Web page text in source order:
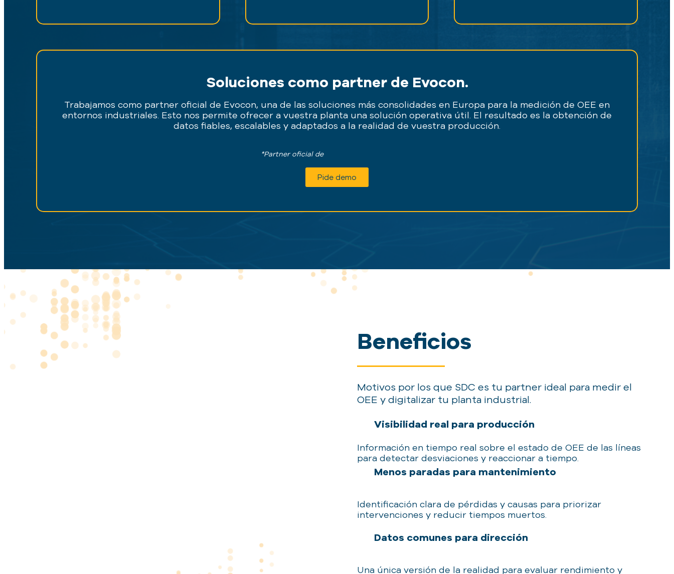
Soluciones como partner de Evocon.
Trabajamos como partner oficial de Evocon, una de las soluciones más consolidades en Europa para la medición de OEE en
entornos industriales. Esto nos permite ofrecer a vuestra planta una solución operativa útil. El resultado es la obtención de
datos fiables, escalables y adaptados a la realidad de vuestra producción.
*Partner oficial de
Pide demo
Beneficios
Motivos por los que SDC es tu partner ideal para medir el
OEE y digitalizar tu planta industrial.
Visibilidad real para producción
Información en tiempo real sobre el estado de OEE de las líneas
para detectar desviaciones y reaccionar a tiempo.
Menos paradas para mantenimiento
Identificación clara de pérdidas y causas para priorizar
intervenciones y reducir tiempos muertos.
Datos comunes para dirección
Una única versión de la realidad para evaluar rendimiento y